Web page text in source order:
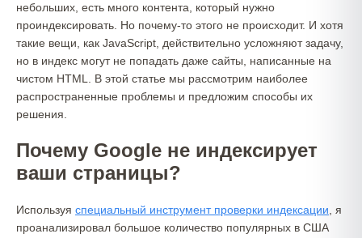
небольших, есть много контента, который нужно
проиндексировать. Но почему-то этого не происходит. И хотя
такие вещи, как JavaScript, действительно усложняют задачу,
но в индекс могут не попадать даже сайты, написанные на
чистом HTML. В этой статье мы рассмотрим наиболее
распространенные проблемы и предложим способы их
решения.
Почему Google не индексирует
ваши страницы?
Используя специальный инструмент проверки индексации , я
проанализировал большое количество популярных в США